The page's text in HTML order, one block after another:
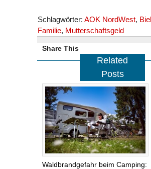
Schlagwörter: AOK NordWest,
Familie, Mutterschaftsgeld
Share This
Related
Posts
Waldbrandgefahr beim Camping: